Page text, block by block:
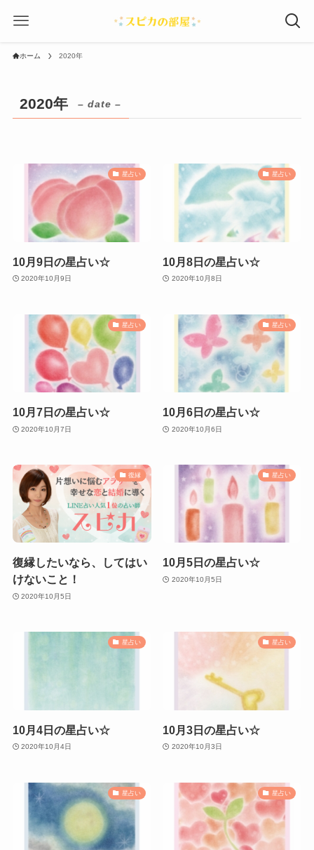
ホーム 2020年
2020年 – date –
星占い
10月9日の星占い☆
2020年10月9日
星占い
10月8日の星占い☆
2020年10月8日
星占い
10月7日の星占い☆
2020年10月7日
星占い
10月6日の星占い☆
2020年10月6日
復縁
復縁したいなら、してはい
けないこと！
2020年10月5日
星占い
10月5日の星占い☆
2020年10月5日
星占い
10月4日の星占い☆
2020年10月4日
星占い
10月3日の星占い☆
2020年10月3日
星占い 星占い